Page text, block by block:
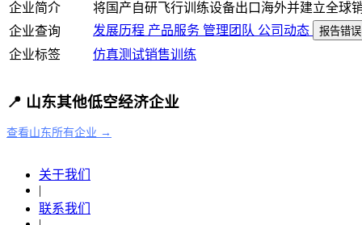
企业简介
将国产自研飞行训练设备出口海外并建立全球
企业查询
发展历程 产品服务 管理团队 公司动态 报告错误
企业标签 仿真测试销售训练
📍 山东其他低空经济企业
查看山东所有企业 →
关于我们
|
联系我们